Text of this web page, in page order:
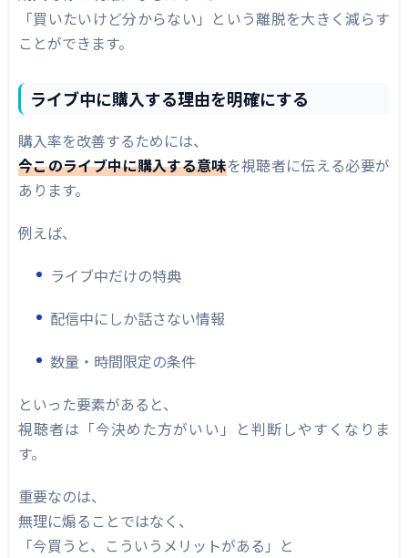
「買いたいけど分からない」という離脱を大きく減らす
ことができます。
ライブ中に購入する理由を明確にする
購入率を改善するためには、
今このライブ中に購入する意味を視聴者に伝える必要が
あります。
例えば、
ライブ中だけの特典
配信中にしか話さない情報
数量・時間限定の条件
といった要素があると、
視聴者は「今決めた方がいい」と判断しやすくなりま
す。
重要なのは、
無理に煽ることではなく、
「今買うと、こういうメリットがある」と